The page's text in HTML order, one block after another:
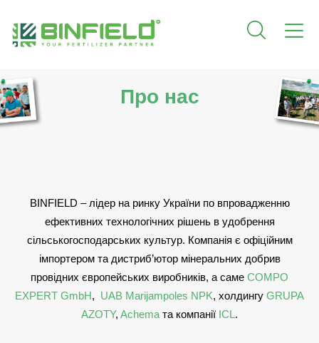
Про нас
BINFIELD – лідер на ринку України по впровадженню
ефективних технологічних рішень в удобрення
сільськогосподарських культур. Компанія є офіційним
імпортером та дистриб’ютор мінеральних добрив
провідних європейських виробників, а саме COMPO
EXPERT GmbH, UAB Marijampoles NPK, холдингу GRUPA
AZOTY, Achema та компанії ICL.